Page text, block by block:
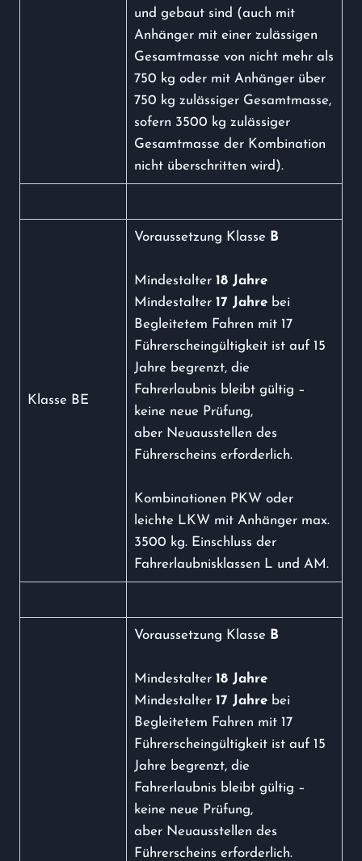
und gebaut sind (auch mit
Anhänger mit einer zulässigen
Gesamtmasse von nicht mehr als
750 kg oder mit Anhänger über
750 kg zulässiger Gesamtmasse,
sofern 3500 kg zulässiger
Gesamtmasse der Kombination
nicht überschritten wird).
Klasse BE
Voraussetzung Klasse B
Mindestalter 18 Jahre
Mindestalter 17 Jahrebei
Begleitetem Fahren mit 17
Führerscheingültigkeit ist auf 15
Jahre begrenzt, die
Fahrerlaubnis bleibt gültig –
keine neue Prüfung,
aber Neuausstellen des
Führerscheins erforderlich.
Kombinationen PKW oder
leichte LKW mit Anhänger max.
3500 kg. Einschluss der
Fahrerlaubnisklassen L und AM.
Voraussetzung Klasse B
Mindestalter 18 Jahre
Mindestalter 17 Jahrebei
Begleitetem Fahren mit 17
Führerscheingültigkeit ist auf 15
Jahre begrenzt, die
Fahrerlaubnis bleibt gültig –
keine neue Prüfung,
aber Neuausstellen des
Führerscheins erforderlich.